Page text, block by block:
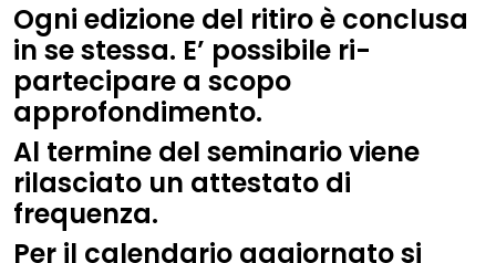
Ogni edizione del ritiro è conclusa
in se stessa. E’ possibile ri-
partecipare a scopo
approfondimento.
Al termine del seminario viene
rilasciato un attestato di
frequenza.
Per il calendario aggiornato si